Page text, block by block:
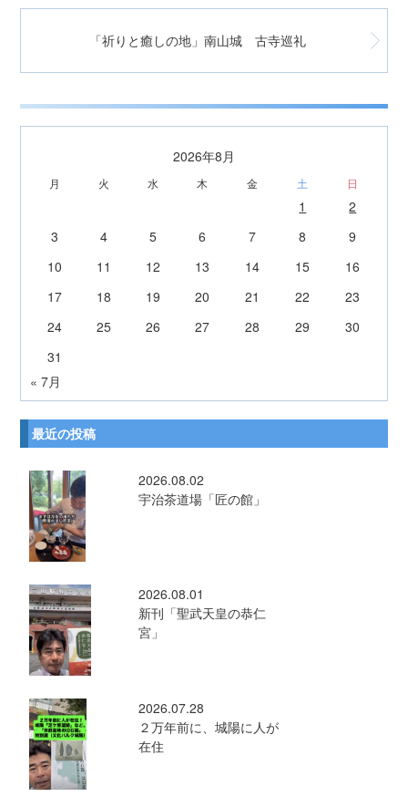
「祈りと癒しの地」南山城 古寺巡礼
2026年8月
月 火 水 木 金 土 日
1
2
3
4 5 6 7 8
9
10
11 12 13 14 15
16
17
18 19 20 21 22
23
24
25 26 27 28 29
30
31
« 7月
最近の投稿
2026.08.02
宇治茶道場「匠の館」
2026.08.01
新刊「聖武天皇の恭仁
宮」
2026.07.28
２万年前に、城陽に人が
在住